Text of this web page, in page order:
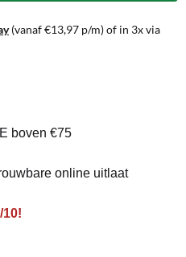
(vanaf€13,97 p/m) of in 3x via
boven €75
online uitlaat
10!